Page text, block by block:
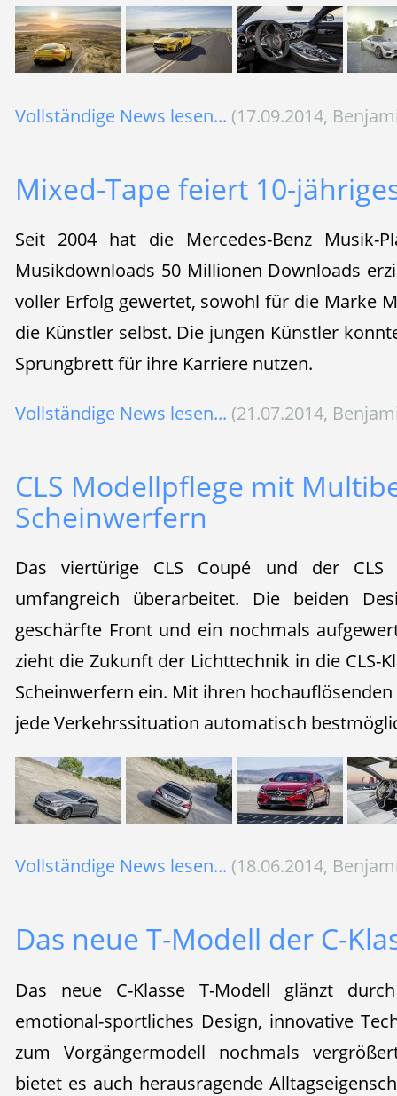
Vollständige News lesen... (17.09.2014,
Mixed-Tape feiert 10-
Seit 2004 hat die Mercedes-Benz Musik-
Musikdownloads 50 Millionen Downloads
voller Erfolg gewertet, sowohl für die Marke
die Künstler selbst. Die jungen Künstler
Sprungbrett für ihre Karriere nutzen.
Vollständige News lesen... (21.07.2014,
CLS Modellpflege mit
Scheinwerfern
Das viertürige CLS Coupé und der CLS
umfangreich überarbeitet. Die beiden
geschärfte Front und ein nochmals
zieht die Zukunft der Lichttechnik in die CLS-
Scheinwerfern ein. Mit ihren
jede Verkehrssituation automatisch
Vollständige News lesen... (18.06.2014,
Das neue T-Modell der C-
Das neue C-Klasse T-Modell glänzt
emotional-sportliches Design, innovative
zum Vorgängermodell nochmals
bietet es auch herausragende